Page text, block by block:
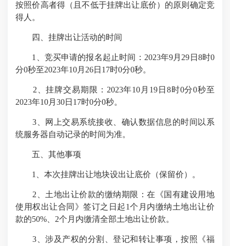
按照价高者得（且不低于挂牌出让底价）的原则确定竞
得人。
四、挂牌出让活动的时间
1、竞买申请的报名起止时间： 2023年9月29日 8时0
分0秒至2023年10月26日 17时0分0秒。
2、挂牌交易期限： 2023年10月19日 8时0分0秒至
2023年10月30日 17时0分0秒。
3、网上交易系统接收、确认数据信息的时间以系
统服务器自动记录的时间为准。
五、其他事项
1、本次挂牌出让地块设出让底价（保留价）。
2、土地出让价款的缴纳期限：在《国有建设用地
使用权出让合同》签订之日起1个月内缴纳土地出让价
款的50%、2个月内缴清全部土地出让价款。
3、涉及产权的分割、登记和转让事项，按照《福